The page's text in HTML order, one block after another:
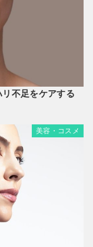
不足をケアする
美容・コスメ